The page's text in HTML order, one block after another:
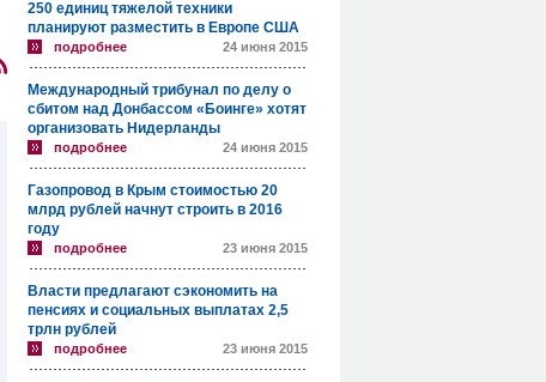
250 единиц тяжелой техники
планируют разместить в Европе США
подробнее 24 июня 2015
Международный трибунал по делу о
сбитом над Донбассом «Боинге» хотят
организовать Нидерланды
подробнее 24 июня 2015
Газопровод в Крым стоимостью 20
млрд рублей начнут строить в 2016
году
подробнее 23 июня 2015
Власти предлагают сэкономить на
пенсиях и социальных выплатах 2,5
трлн рублей
подробнее 23 июня 2015